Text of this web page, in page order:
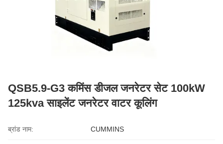
QSB5.9-G3 कमिंस डीजल जनरेटर सेट 100kW
125kva साइलेंट जनरेटर वाटर कूलिंग
ब्रांड नाम: CUMMINS